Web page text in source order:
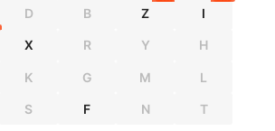
D B Z I
X R Y H
K G M L
S F N T